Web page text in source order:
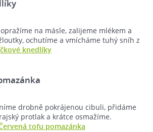
na másle, zalijeme mlékem a
ochutíme a vmícháme tuhý sníh z
knedlíky
drobně pokrájenou cibuli, přidáme
protlak a krátce osmažíme.
tofu pomazánka